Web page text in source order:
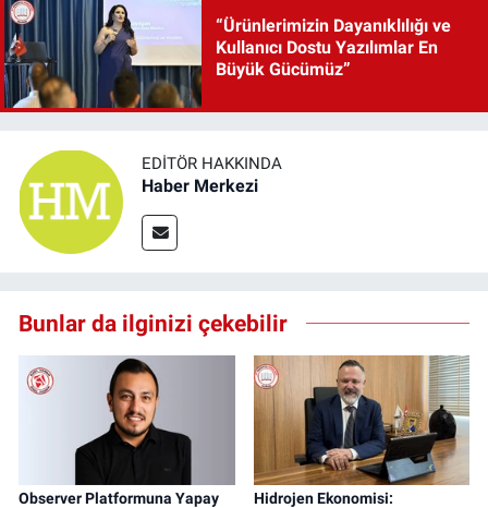
“Ürünlerimizin Dayanıklılığı ve
Kullanıcı Dostu Yazılımlar En
Büyük Gücümüz”
EDITÖR HAKKINDA
Haber Merkezi
Bunlar da ilginizi çekebilir
Observer Platformuna Yapay
Hidrojen Ekonomisi: